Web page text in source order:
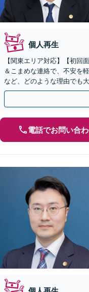
個人再生
【関東エリア対応】【初回
＆こまめな連絡で、不安を
など、どのような理由でも
ーな解決を目指します【法
電話でお問い合